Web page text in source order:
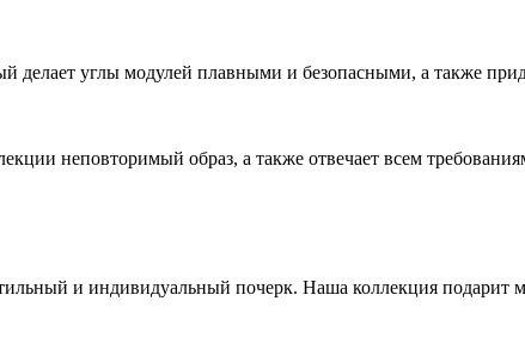
углы модулей плавными и безопасными, а также
неповторимый образ, а также отвечает всем
и индивидуальный почерк. Наша коллекция